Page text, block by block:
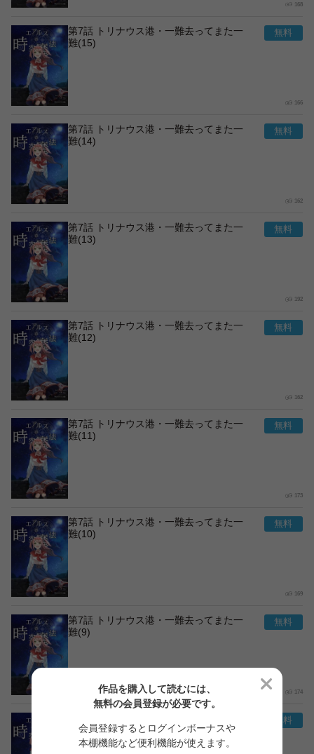
作品を購入して読むには、
無料の会員登録が必要です。
会員登録するとログインボーナスや
本棚機能など便利機能が使えます。
168
第7話 トリナウス港・一難去ってまた一
難(15)
166
第7話 トリナウス港・一難去ってまた一
難(14)
162
第7話 トリナウス港・一難去ってまた一
難(13)
192
第7話 トリナウス港・一難去ってまた一
難(12)
162
第7話 トリナウス港・一難去ってまた一
難(11)
173
第7話 トリナウス港・一難去ってまた一
難(10)
169
第7話 トリナウス港・一難去ってまた一
難(9)
174
難(8)